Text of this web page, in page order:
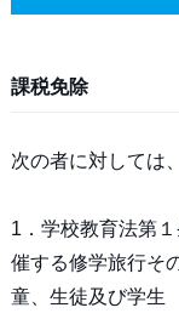
課税免除
次の者に対しては
1．学校教育法第
催する修学旅行そ
童、生徒及び学生